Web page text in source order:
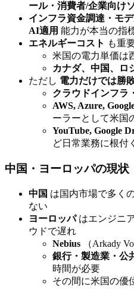
ール・消費者/企業向け
インフラ資金調達・モ
AI適用 能力が本当の指
エネルギーコスト も重
米国の電力単価は
カナダ、中国、ロ
ただし 電力だけでは勝
クラウドインフラ
AWS, Azure,
ーラーとして米国
YouTube, Google
ど日常業務に根付
中国・ヨーロッパの現状
中国 は国内市場で多く
ない
ヨーロッパはエンジニ
ウドで遅れ
Nebius （Arkady
銀行・製造業・公
時間が必要
その間に米国の優